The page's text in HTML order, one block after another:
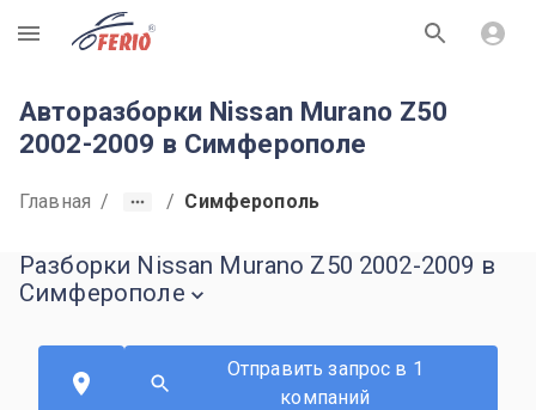
R
Авторазборки Nissan Murano Z50
2002-2009 в Симферополе
Главная / / Симферополь
Разборки Nissan Murano Z50 2002-2009 в
Симферополе
Отправить запрос в 1
компаний